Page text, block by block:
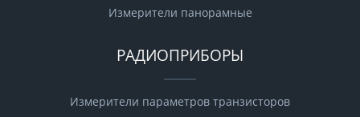
Измерители панорамные
РАДИОПРИБОРЫ
Измерители параметров транзисторов